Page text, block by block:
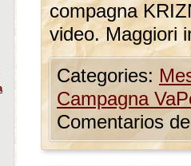
compagna
video. Maggiori
Categories:
Campagna
Comentarios